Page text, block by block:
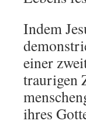
Indem
einer
traurigen
ihres